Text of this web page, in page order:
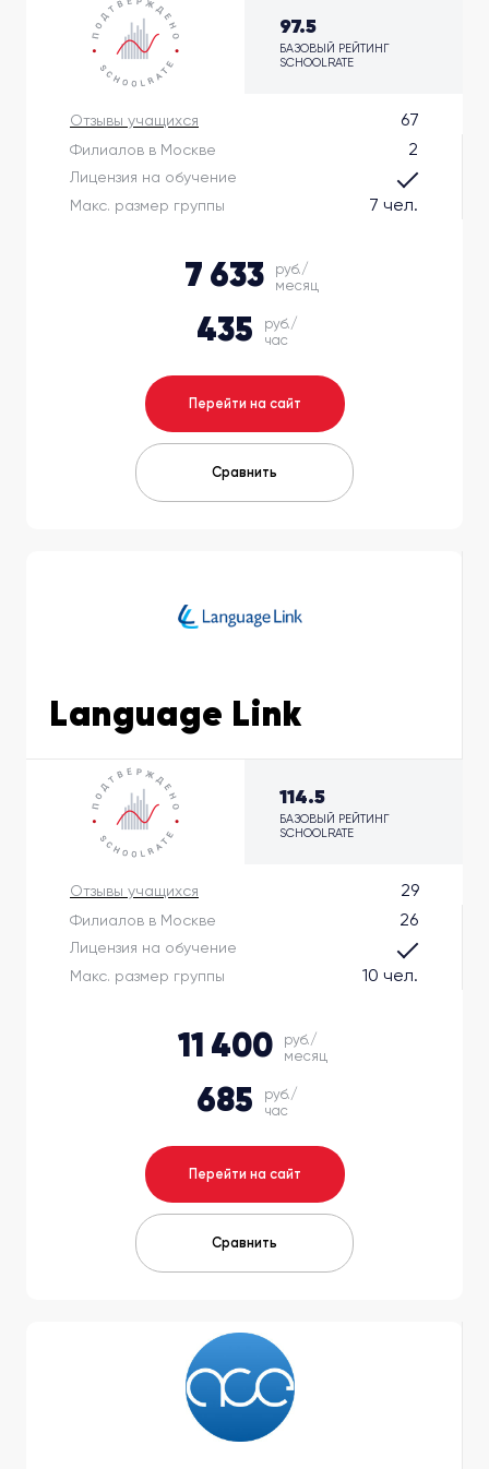
Отзывы учащихся 67
Филиалов в Москве 2
Макс. размер группы 7 чел.
Лицензия на обучение
97.5
БАЗОВЫЙ РЕЙТИНГ
SCHOOLRATE
7 633
руб./
месяц
435
руб./
час
Перейти на сайт
Сравнить
Language Link
Отзывы учащихся 29
Филиалов в Москве 26
Макс. размер группы 10 чел.
Лицензия на обучение
114.5
БАЗОВЫЙ РЕЙТИНГ
SCHOOLRATE
11 400
руб./
месяц
685
руб./
час
Перейти на сайт
Сравнить